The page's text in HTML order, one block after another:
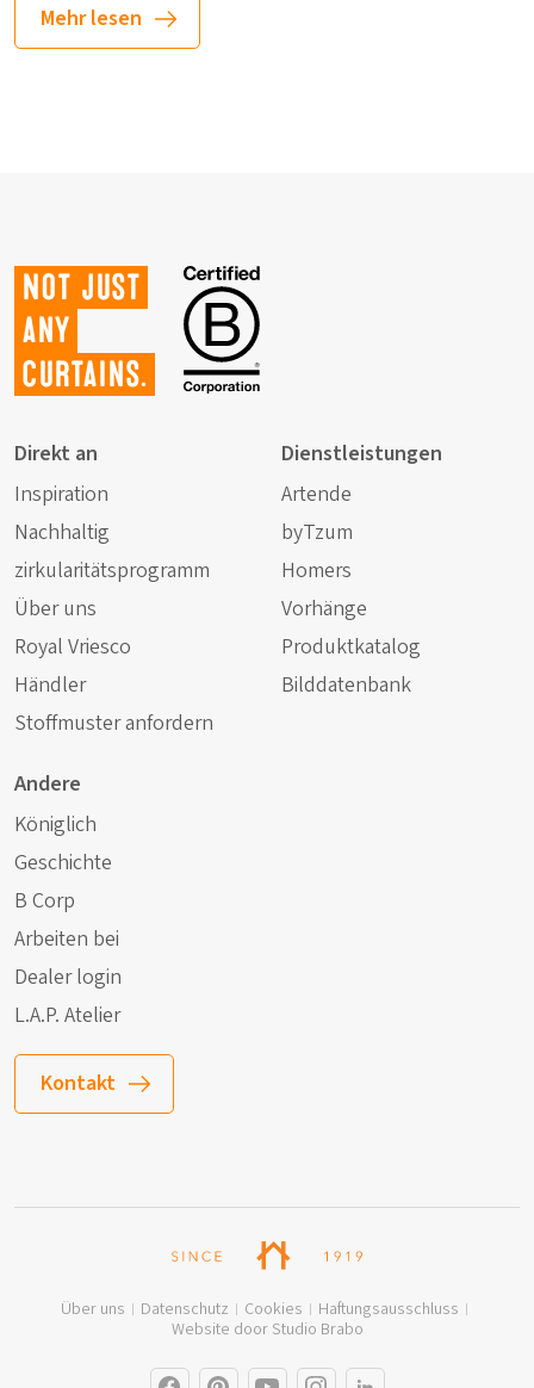
Mehr lesen
Not just
any
curtains.
Direkt an
Inspiration
Nachhaltig
zirkularitätsprogramm
Über uns
Royal Vriesco
Händler
Stoffmuster anfordern
Dienstleistungen
Artende
byTzum
Homers
Vorhänge
Produktkatalog
Bilddatenbank
Andere
Königlich
Geschichte
B Corp
Arbeiten bei
Dealer login
L.A.P. Atelier
Kontakt
Über uns Datenschutz Cookies
Haftungsausschluss
Website door Studio Brabo